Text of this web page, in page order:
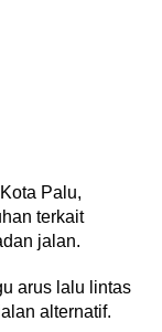
Palu,
terkait
jalan.
arus lalu lintas
alternatif.